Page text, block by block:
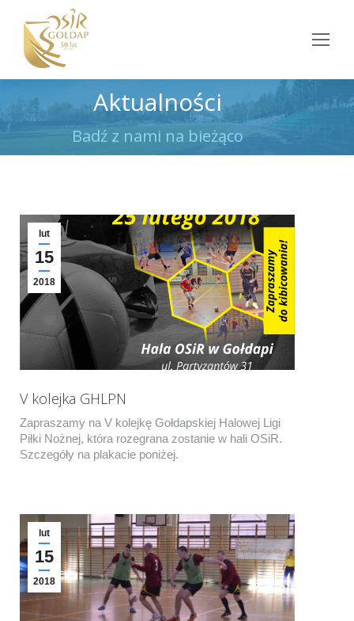
Aktualności
Badź z nami na bieżąco
Jesteś tutaj:
lut
15
2018
V kolejka GHLPN
Zapraszamy na V kolejkę Gołdapskiej Halowej Ligi
Piłki Nożnej, która rozegrana zostanie w hali OSiR.
Szczegóły na plakacie poniżej.
lut
15
2018